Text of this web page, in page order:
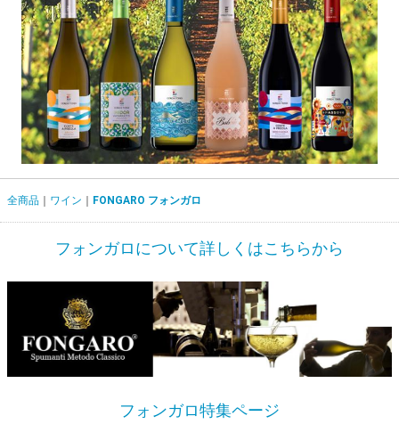
全商品 ワイン FONGARO フォンガロ
フォンガロについて詳しくはこちらから
フォンガロ特集ページ